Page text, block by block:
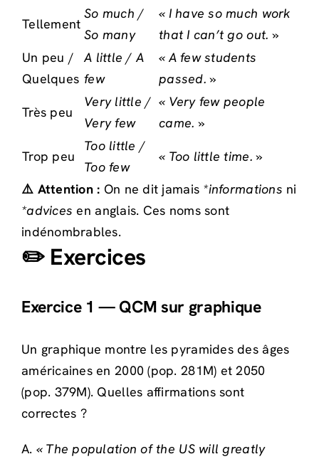
Tellement
So much /
So many
« I have so much work
that I can’t go out. »
Un peu /
Quelques
A little / A
few
« A few students
passed. »
Très peu
Very little /
Very few
« Very few people
came. »
Trop peu
Too little /
Too few
« Too little time. »
⚠️ Attention : On ne dit jamais *informations ni
*advices en anglais. Ces noms sont
indénombrables.
✏️ Exercices
Exercice 1 — QCM sur graphique
Un graphique montre les pyramides des âges
américaines en 2000 (pop. 281M) et 2050
(pop. 379M). Quelles affirmations sont
correctes ?
A. « The population of the US will greatly